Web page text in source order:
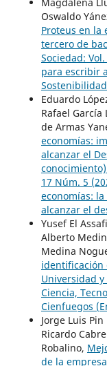
Oswaldo
Proteus en la
tercero de
Sociedad:
para escribir
Eduardo
Rafael García
de Armas
economías:
alcanzar el
17 Núm. 5
economías:
alcanzar el
Yusef El
Alberto
Medina
identificación
Universidad y
Ciencia,
Cienfuegos
Jorge Luis
Ricardo
Robalino,
de la